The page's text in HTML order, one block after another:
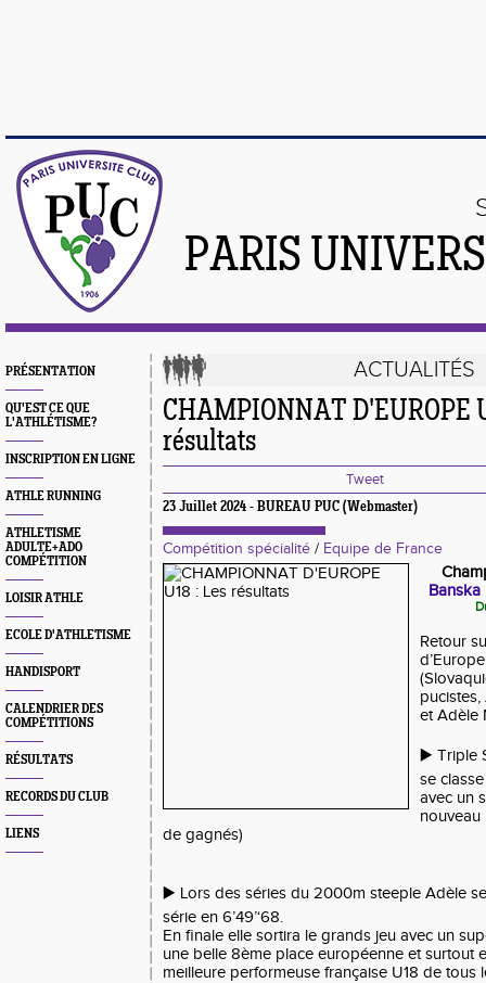
PARIS
PRÉSENTATION
QU'EST CE QUE
L'ATHLÉTISME?
INSCRIPTION EN LIGNE
ATHLE RUNNING
ATHLETISME
ADULTE+ADO
COMPÉTITION
LOISIR ATHLE
ECOLE D'ATHLETISME
HANDISPORT
CALENDRIER DES
COMPÉTITIONS
RÉSULTATS
RECORDS DU CLUB
LIENS
ACTUALITÉS
CHAMPIONNAT D'EUROPE
résultats
Tweet
23 Juillet 2024 - BUREAU PUC (Webmaster)
Compétition spécialité / Equipe de France
Retour
et Adèle
▶️ Triple
se
avec un
nouveau
de gagnés)
▶️ Lors des séries du 2000m steeple Adèle
série en 6’49’‘68.
En finale elle sortira le grands jeu avec un
une belle 8ème place européenne et surtout
meilleure performeuse française U18 de tous